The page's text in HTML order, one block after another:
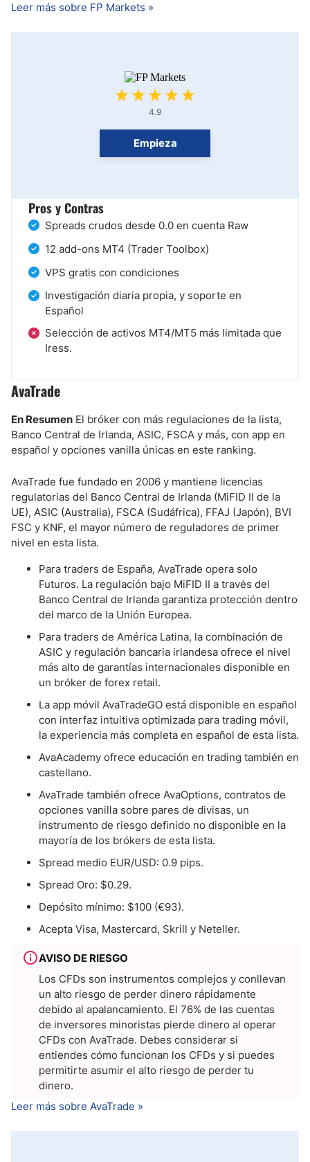
Leer más sobre FP Markets »
4.9
Empieza
Pros y Contras
Spreads crudos desde 0.0 en cuenta Raw
12 add-ons MT4 (Trader Toolbox)
VPS gratis con condiciones
Investigación diaria propia, y soporte en
Español
Selección de activos MT4/MT5 más limitada que
Iress.
AvaTrade
En Resumen El bróker con más regulaciones de la lista,
Banco Central de Irlanda, ASIC, FSCA y más, con app en
español y opciones vanilla únicas en este ranking.
AvaTrade fue fundado en 2006 y mantiene licencias
regulatorias del Banco Central de Irlanda (MiFID II de la
UE), ASIC (Australia), FSCA (Sudáfrica), FFAJ (Japón), BVI
FSC y KNF, el mayor número de reguladores de primer
nivel en esta lista.
Para traders de España, AvaTrade opera solo
Futuros. La regulación bajo MiFID II a través del
Banco Central de Irlanda garantiza protección dentro
del marco de la Unión Europea.
Para traders de América Latina, la combinación de
ASIC y regulación bancaria irlandesa ofrece el nivel
más alto de garantías internacionales disponible en
un bróker de forex retail.
La app móvil AvaTradeGO está disponible en español
con interfaz intuitiva optimizada para trading móvil,
la experiencia más completa en español de esta lista.
AvaAcademy ofrece educación en trading también en
castellano.
AvaTrade también ofrece AvaOptions, contratos de
opciones vanilla sobre pares de divisas, un
instrumento de riesgo definido no disponible en la
mayoría de los brókers de esta lista.
Spread medio EUR/USD: 0.9 pips.
Spread Oro: $0.29.
Depósito mínimo: $100 (€93).
Acepta Visa, Mastercard, Skrill y Neteller.
AVISO DE RIESGO
Los CFDs son instrumentos complejos y conllevan
un alto riesgo de perder dinero rápidamente
debido al apalancamiento. El 76% de las cuentas
de inversores minoristas pierde dinero al operar
CFDs con AvaTrade. Debes considerar si
entiendes cómo funcionan los CFDs y si puedes
permitirte asumir el alto riesgo de perder tu
dinero.
Leer más sobre AvaTrade »